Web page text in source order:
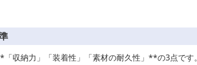
収納力」「装着性」「素材の耐久性」**の3点です。